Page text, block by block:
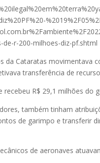
r-200-milhoes-diz-pf.shtml
Cataratas movimentava
transferência de
R$ 29,1 milhões do
também tinham
de garimpo e transferir
de aeronaves